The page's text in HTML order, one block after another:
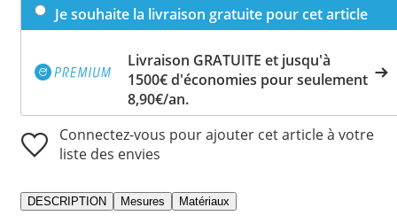
Je souhaite la livraison gratuite pour cet article
Livraison GRATUITE et jusqu'à
1500€ d'économies pour seulement
8,90€/an.
Connectez-vous pour ajouter cet article à votre
liste des envies
DESCRIPTION Mesures Matériaux